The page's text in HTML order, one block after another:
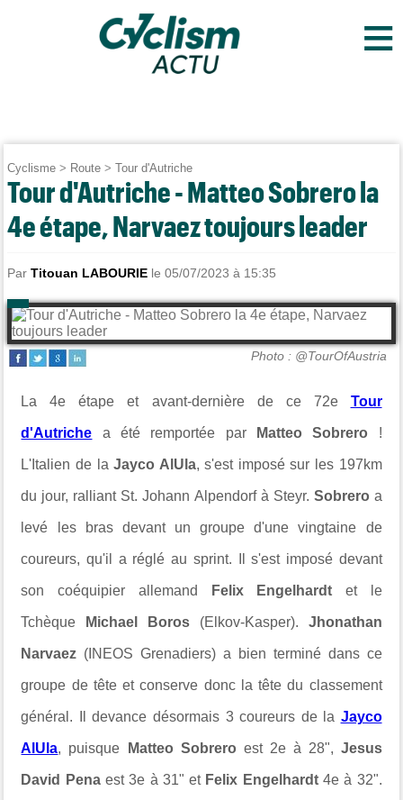
≡
Cyclisme > Route >Tour d'Autriche
Tour d'Autriche - Matteo Sobrero la
4e étape, Narvaez toujours leader
ParTitouan LABOURIE le 05/07/2023 à 15:35
Photo : @TourOfAustria
La 4e étape et avant-dernière de ce 72e Tour
d'Autriche a été remportée par Matteo Sobrero !
L'Italien de laJayco AlUla, s'est imposé sur les 197km
du jour, ralliant St. Johann Alpendorf à Steyr. Sobrero a
levé les bras devant un groupe d'une vingtaine de
coureurs, qu'il a réglé au sprint. Il s'est imposé devant
son coéquipier allemand Felix Engelhardt et le
Tchèque Michael Boros (Elkov-Kasper). Jhonathan
Narvaez (INEOS Grenadiers) a bien terminé dans ce
groupe de tête et conserve donc la tête du classement
général. Il devance désormais 3 coureurs de la Jayco
AlUla, puisque Matteo Sobrero est 2e à 28", Jesus
David Penaest 3e à 31" et Felix Engelhardt4e à 32".